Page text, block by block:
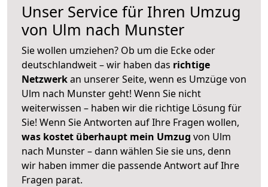
Unser Service für Ihren Umzug
von Ulm nach Munster
Sie wollen umziehen? Ob um die Ecke oder
deutschlandweit – wir haben das richtige
Netzwerkan unserer Seite, wenn es Umzüge von
Ulm nach Munster geht! Wenn Sie nicht
weiterwissen – haben wir die richtige Lösung für
Sie! Wenn Sie Antworten auf Ihre Fragen wollen,
was kostet überhaupt mein Umzug von Ulm
nach Munster – dann wählen Sie sie uns, denn
wir haben immer die passende Antwort auf Ihre
Fragen parat.